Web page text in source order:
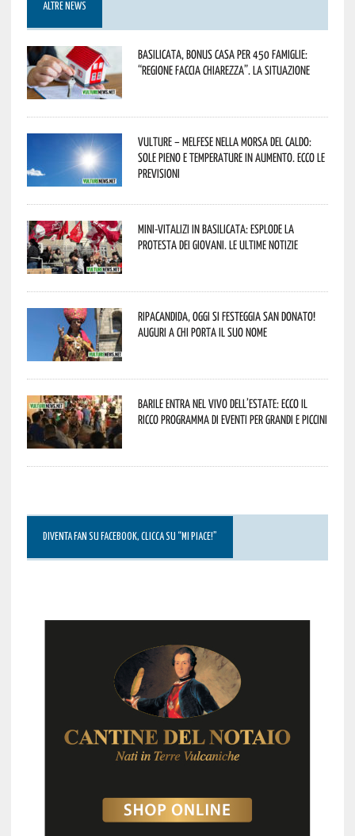
ALTRE NEWS
Basilicata, Bonus casa per 450 famiglie:
“Regione faccia chiarezza”. La situazione
Vulture – melfese nella morsa del caldo:
sole pieno e temperature in aumento. Ecco le
previsioni
Mini-vitalizi in Basilicata: esplode la
protesta dei giovani. Le ultime notizie
Ripacandida, oggi si festeggia San Donato!
Auguri a chi porta il suo nome
Barile entra nel vivo dell’estate: ecco il
ricco programma di eventi per grandi e piccini
DIVENTA FAN SU FACEBOOK, CLICCA SU “MI PIACE!”